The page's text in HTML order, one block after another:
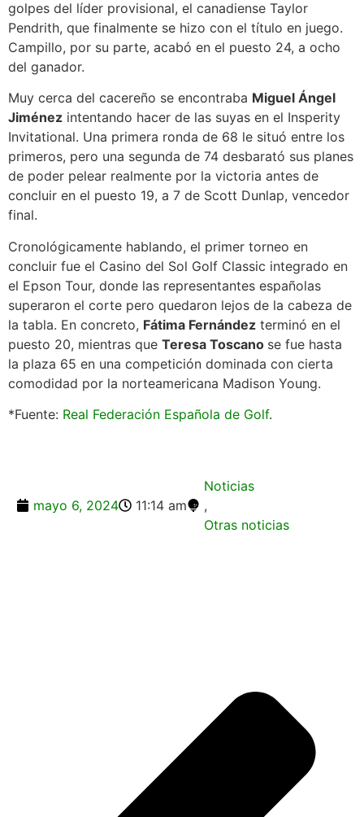
golpes del líder provisional, el canadiense Taylor
Pendrith, que finalmente se hizo con el título en juego.
Campillo, por su parte, acabó en el puesto 24, a ocho
del ganador.
Muy cerca del cacereño se encontraba Miguel Ángel
Jiménez intentando hacer de las suyas en el Insperity
Invitational. Una primera ronda de 68 le situó entre los
primeros, pero una segunda de 74 desbarató sus planes
de poder pelear realmente por la victoria antes de
concluir en el puesto 19, a 7 de Scott Dunlap, vencedor
final.
Cronológicamente hablando, el primer torneo en
concluir fue el Casino del Sol Golf Classic integrado en
el Epson Tour, donde las representantes españolas
superaron el corte pero quedaron lejos de la cabeza de
la tabla. En concreto, Fátima Fernández terminó en el
puesto 20, mientras que Teresa Toscano se fue hasta
la plaza 65 en una competición dominada con cierta
comodidad por la norteamericana Madison Young.
*Fuente: Real Federación Española de Golf.
mayo 6, 2024 11:14 am
Noticias
,
Otras noticias